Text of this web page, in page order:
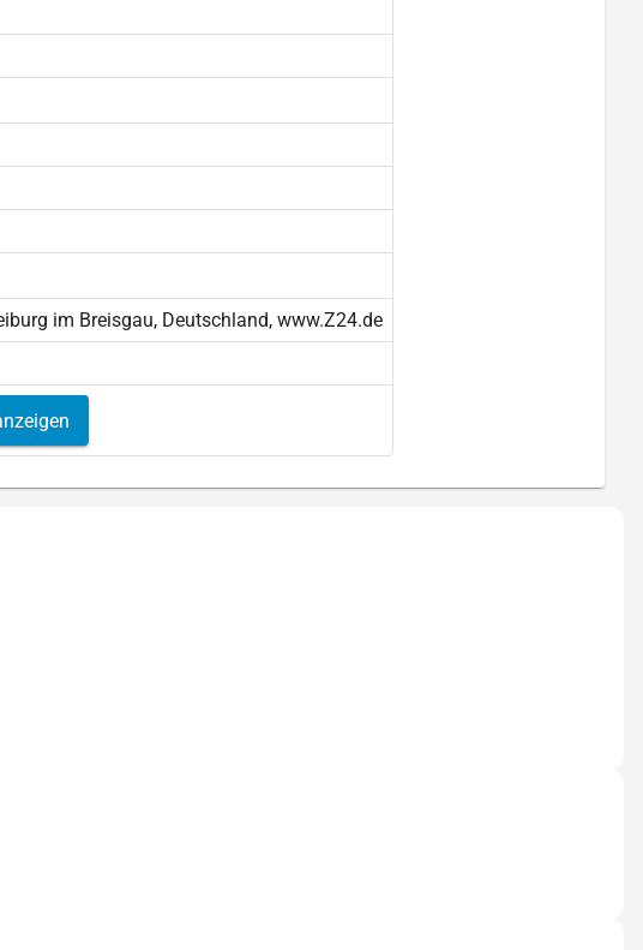
im Breisgau, Deutschland, www.Z24.de